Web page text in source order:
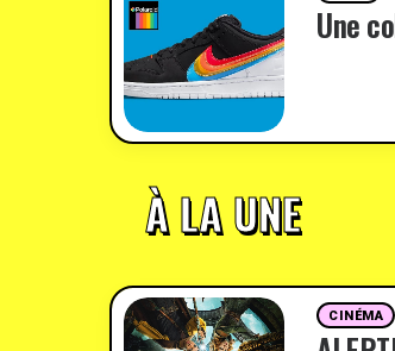
Une
À LA UNE
CINÉMA